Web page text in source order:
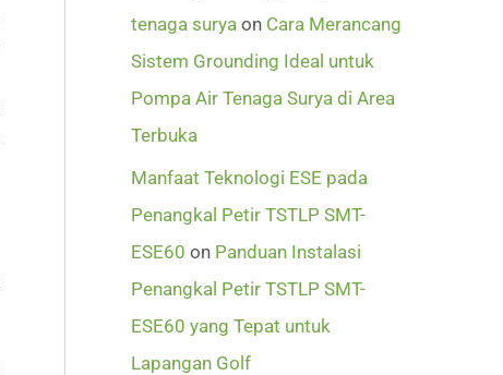
tenaga surya on Cara Merancang
Sistem Grounding Ideal untuk
Pompa Air Tenaga Surya di Area
Terbuka
Manfaat Teknologi ESE pada
Penangkal Petir TSTLP SMT-
ESE60 on Panduan Instalasi
Penangkal Petir TSTLP SMT-
ESE60 yang Tepat untuk
Lapangan Golf